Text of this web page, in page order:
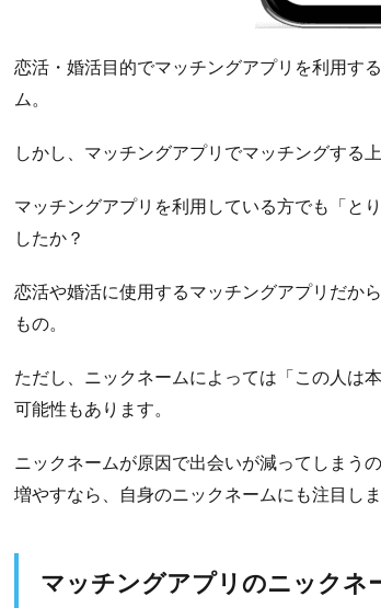
恋活・婚活目的でマッチングアプリを利用す
ム。
しかし、マッチングアプリでマッチングする
マッチングアプリを利用している方でも「と
したか？
恋活や婚活に使用するマッチングアプリだか
もの。
ただし、ニックネームによっては「この人は
可能性もあります。
ニックネームが原因で出会いが減ってしまう
増やすなら、自身のニックネームにも注目しま
マッチングアプリのニックネ